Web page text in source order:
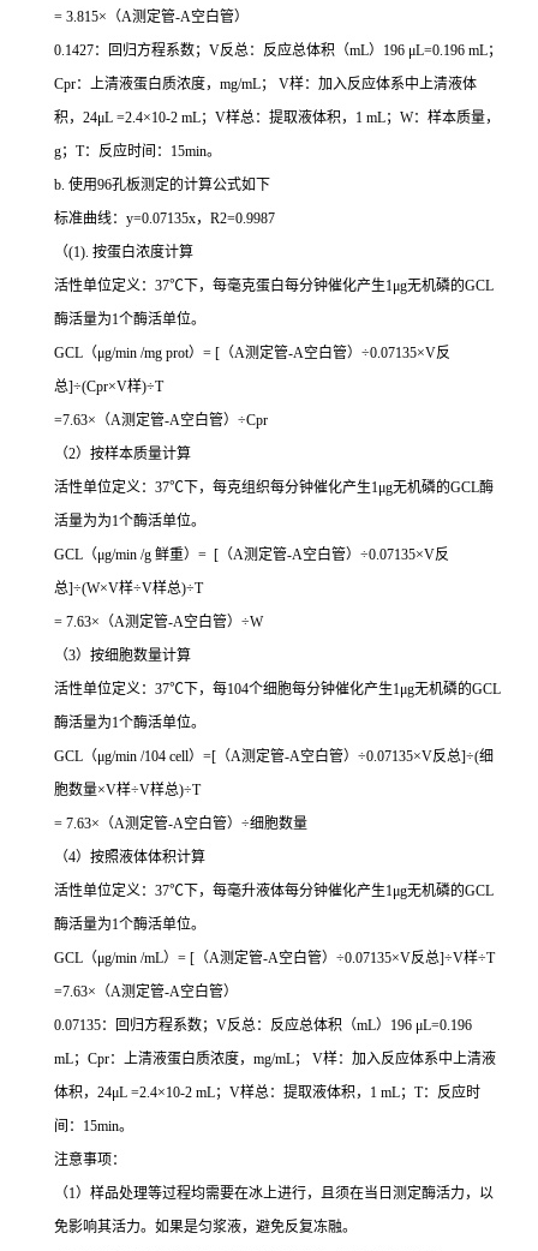
= 3.815×（A测定管-A空白管）
0.1427：回归方程系数；V反总：反应总体积（mL）196 μL=0.196 mL；
Cpr：上清液蛋白质浓度，mg/mL； V样：加入反应体系中上清液体
积，24μL =2.4×10-2 mL；V样总：提取液体积，1 mL；W：样本质量，
g；T：反应时间：15min。
b. 使用96孔板测定的计算公式如下
标准曲线：y=0.07135x，R2=0.9987
（(1). 按蛋白浓度计算
活性单位定义：37℃下，每毫克蛋白每分钟催化产生1μg无机磷的GCL
酶活量为1个酶活单位。
GCL（μg/min /mg prot）= [（A测定管-A空白管）÷0.07135×V反
总]÷(Cpr×V样)÷T
=7.63×（A测定管-A空白管）÷Cpr
（2）按样本质量计算
活性单位定义：37℃下，每克组织每分钟催化产生1μg无机磷的GCL酶
活量为为1个酶活单位。
GCL（μg/min /g 鲜重）= [（A测定管-A空白管）÷0.07135×V反
总]÷(W×V样÷V样总)÷T
= 7.63×（A测定管-A空白管）÷W
（3）按细胞数量计算
活性单位定义：37℃下，每104个细胞每分钟催化产生1μg无机磷的GCL
酶活量为1个酶活单位。
GCL（μg/min /104 cell）=[（A测定管-A空白管）÷0.07135×V反总]÷(细
胞数量×V样÷V样总)÷T
= 7.63×（A测定管-A空白管）÷细胞数量
（4）按照液体体积计算
活性单位定义：37℃下，每毫升液体每分钟催化产生1μg无机磷的GCL
酶活量为1个酶活单位。
GCL（μg/min /mL）= [（A测定管-A空白管）÷0.07135×V反总]÷V样÷T
=7.63×（A测定管-A空白管）
0.07135：回归方程系数；V反总：反应总体积（mL）196 μL=0.196
mL；Cpr：上清液蛋白质浓度，mg/mL； V样：加入反应体系中上清液
体积，24μL =2.4×10-2 mL；V样总：提取液体积，1 mL；T：反应时
间：15min。
注意事项：
（1）样品处理等过程均需要在冰上进行，且须在当日测定酶活力，以
免影响其活力。如果是匀浆液，避免反复冻融。